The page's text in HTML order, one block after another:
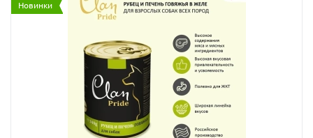
Новинки